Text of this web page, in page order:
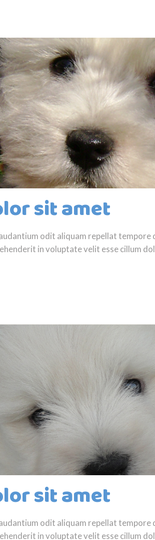
sit amet
odit aliquam repellat
in voluptate velit esse cillum
sit amet
odit aliquam repellat
in voluptate velit esse cillum